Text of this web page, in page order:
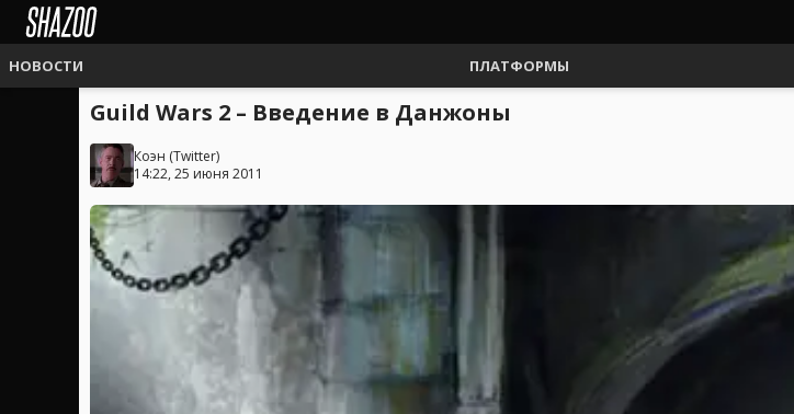
НОВОСТИ ПЛАТФОРМЫ
Guild Wars 2 – Введение в Данжоны
Коэн (Twitter)
14:22, 25 июня 2011